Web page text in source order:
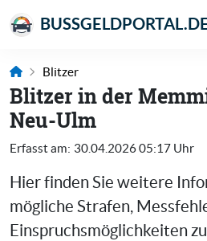
Blitzer
Blitzer in der
Neu-Ulm
Erfasst am: 30.04.2026 05:17 Uhr
Hier finden Sie weitere
mögliche Strafen,
Einspruchsmöglichkeiten